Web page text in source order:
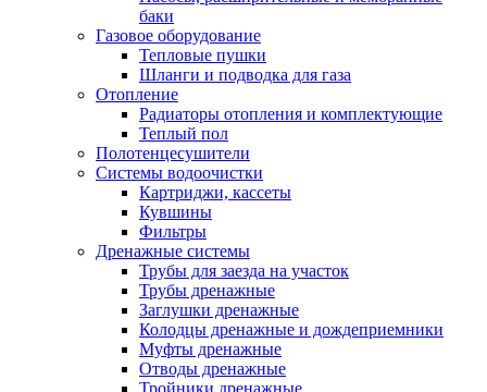
баки
Газовое оборудование
Тепловые пушки
Шланги и подводка для газа
Отопление
Радиаторы отопления и комплектующие
Теплый пол
Полотенцесушители
Системы водоочистки
Картриджи, кассеты
Кувшины
Фильтры
Дренажные системы
Трубы для заезда на участок
Трубы дренажные
Заглушки дренажные
Колодцы дренажные и дождеприемники
Муфты дренажные
Отводы дренажные
Тройники дренажные